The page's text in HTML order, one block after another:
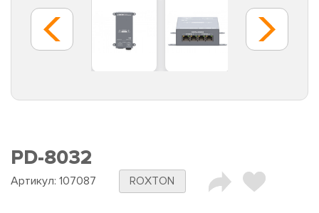
PD-8032
Артикул: 107087 ROXTON